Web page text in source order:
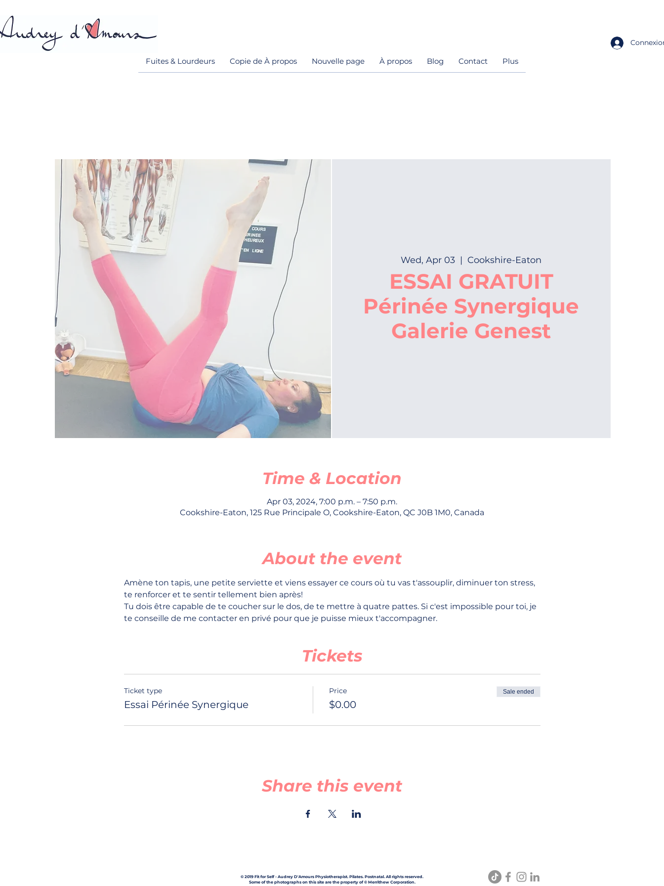
Fuites & Lourdeurs Copie de À propos Nouvelle page À propos Blog Contact Plus
Wed, Apr 03
  |
Cookshire-Eaton
ESSAI GRATUIT
Périnée Synergique
Galerie Genest
Time & Location
Apr 03, 2024, 7:00 p.m. – 7:50 p.m.
Cookshire-Eaton, 125 Rue Principale O, Cookshire-Eaton, QC J0B 1M0, Canada
About the event
Amène ton tapis, une petite serviette et viens essayer ce cours où tu vas t'assouplir, diminuer ton stress,
te renforcer et te sentir tellement bien après!
Tu dois être capable de te coucher sur le dos, de te mettre à quatre pattes. Si c'est impossible pour toi, je
te conseille de me contacter en privé pour que je puisse mieux t'accompagner.
Tickets
Ticket type
Essai Périnée Synergique
Price
$0.00
Sale ended
Share this event
© 2019 Fit for Self - Audrey D'Amours Physiotherapist. Pilates. Postnatal. All rights reserved.
Some of the photographs on this site are the property of © Merrithew Corporation.